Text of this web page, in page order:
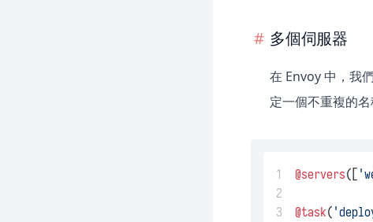
多個伺服器
在 Envoy 中，我
定一個不重複的
1 @servers([
2
3
@task(